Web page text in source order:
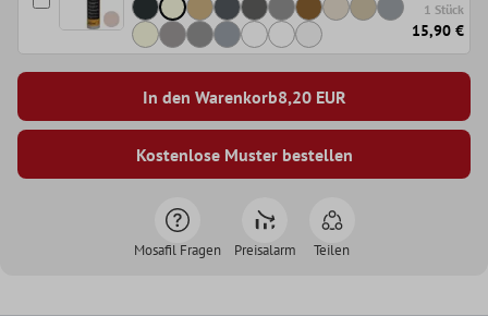
1 Stück
15,90 €
In den Warenkorb8,20EUR
Kostenlose Muster bestellen
Mosafil Fragen Preisalarm Teilen